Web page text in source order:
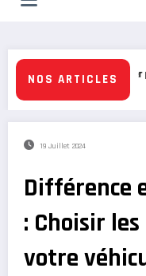
NOS ARTICLES
de toit
19 Juillet 2024
Différence
: Choisir
votre